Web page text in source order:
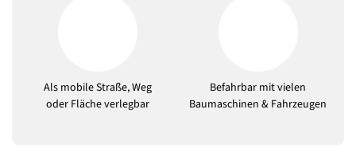
Als mobile Straße, Weg
oder Fläche verlegbar
Befahrbar mit vielen
Baumaschinen & Fahrzeugen